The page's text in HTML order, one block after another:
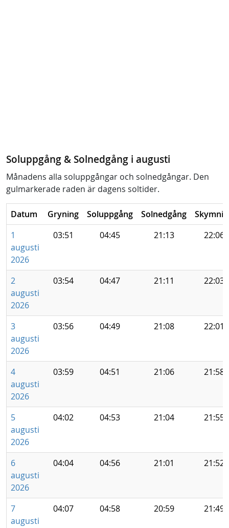
Soluppgång & Solnedgång i augusti
Månadens alla soluppgångar och solnedgångar. Den
gulmarkerade raden är dagens soltider.
Datum Gryning Soluppgång Solnedgång
1
augusti
2026
03:51 04:45 21:13 22:06
2
augusti
2026
03:54 04:47 21:11 22:03
3
augusti
2026
03:56 04:49 21:08 22:01
4
augusti
2026
03:59 04:51 21:06 21:58
5
augusti
2026
04:02 04:53 21:04 21:55
6
augusti
2026
04:04 04:56 21:01 21:52
7
augusti
04:07 04:58 20:59 21:49